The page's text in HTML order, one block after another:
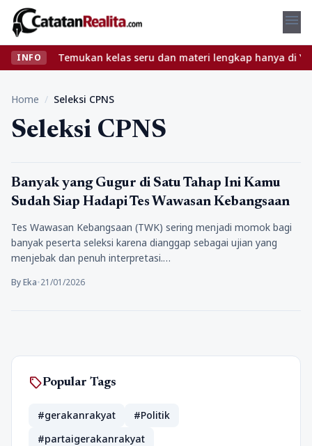
menu
INFO
ribet? Temukan kelas seru dan materi lengkap hanya di
Home / Seleksi CPNS
Seleksi CPNS
Tips
Banyak yang Gugur di Satu Tahap Ini Kamu
Sudah Siap Hadapi Tes Wawasan Kebangsaan
Tes Wawasan Kebangsaan (TWK) sering menjadi momok bagi
banyak peserta seleksi karena dianggap sebagai ujian yang
menjebak dan penuh interpretasi.…
By Eka•21/01/2026
sellPopular Tags
#gerakanrakyat
#Politik
#partaigerakanrakyat